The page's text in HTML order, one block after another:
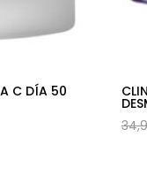
C DÍA 50